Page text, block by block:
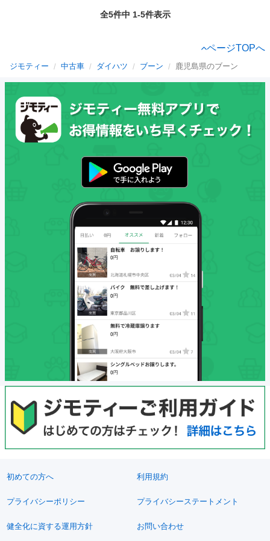
全5件中 1-5件表示
ページTOPへ
ジモティー 中古車 ダイハツ ブーン 鹿児島県のブーン
初めての方へ 利用規約
プライバシーポリシー プライバシーステートメント
健全化に資する運用方針 お問い合わせ